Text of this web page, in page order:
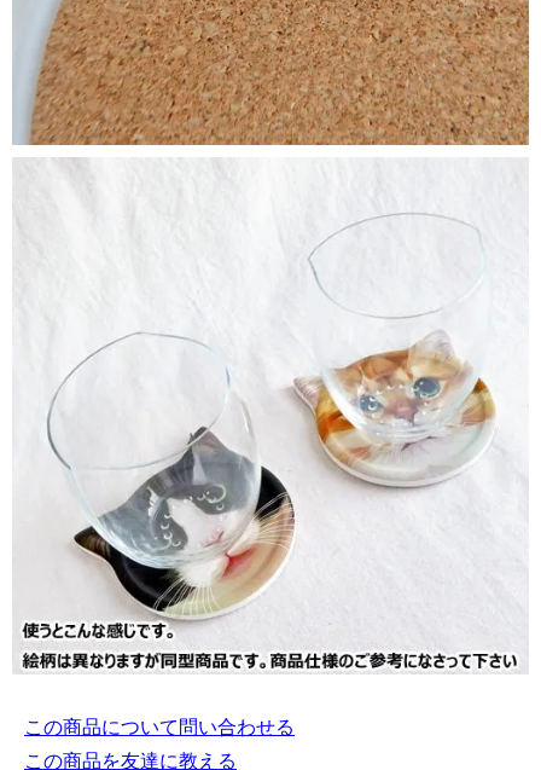
この商品について問い合わせる
この商品を友達に教える